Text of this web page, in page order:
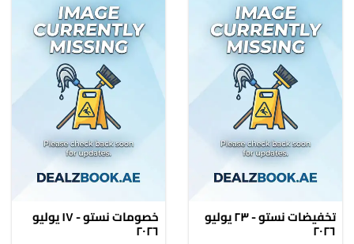
تخفيضات نستو - ٢٣ يوليو
٢٠٢٦
خصومات نستو - ١٧ يوليو
٢٠٢٦